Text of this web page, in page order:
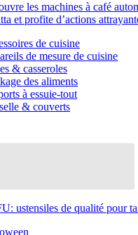
les machines à café
et profite d’actions
de cuisine
de mesure de cuisine
& casseroles
des aliments
à essuie-tout
& couverts
ustensiles de qualité pour